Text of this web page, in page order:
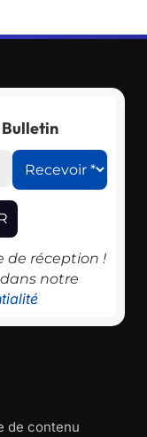
de réception !
notre
de contenu